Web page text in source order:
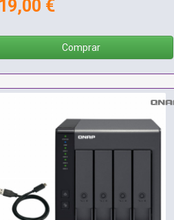
€
Comprar